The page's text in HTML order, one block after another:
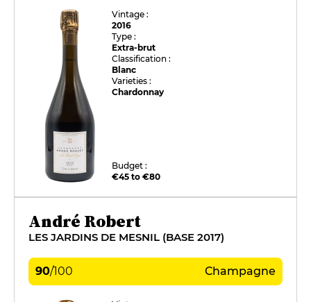
Vintage :
2016
Type :
Extra-brut
Classification :
Blanc
Varieties :
Chardonnay
Budget :
€45 to €80
André Robert
LES JARDINS DE MESNIL (BASE 2017)
90/100 Champagne